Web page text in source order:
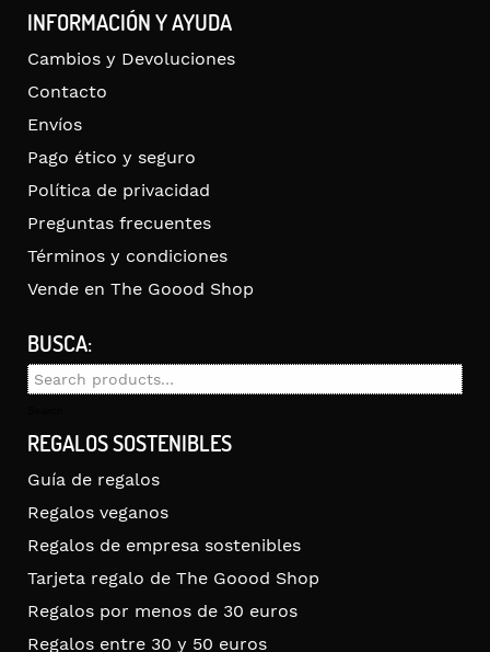
INFORMACIÓN Y AYUDA
Cambios y Devoluciones
Contacto
Envíos
Pago ético y seguro
Política de privacidad
Preguntas frecuentes
Términos y condiciones
Vende en The Goood Shop
BUSCA:
Search
REGALOS SOSTENIBLES
Guía de regalos
Regalos veganos
Regalos de empresa sostenibles
Tarjeta regalo de The Goood Shop
Regalos por menos de 30 euros
Regalos entre 30 y 50 euros